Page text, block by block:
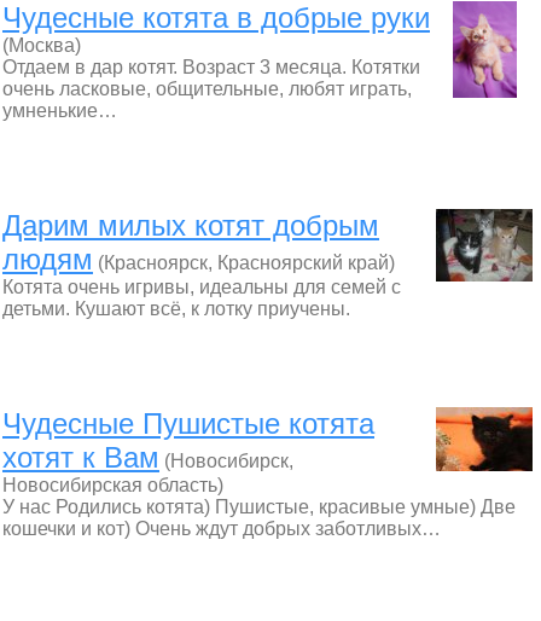
Чудесные котята в добрые руки
(Москва)
Отдаем в дар котят. Возраст 3 месяца. Котятки
очень ласковые, общительные, любят играть,
умненькие…
Дарим милых котят добрым
людям (Красноярск, Красноярский край)
Котята очень игривы, идеальны для семей с
детьми. Кушают всё, к лотку приучены.
Чудесные Пушистые котята
хотят к Вам (Новосибирск,
Новосибирская область)
У нас Родились котята) Пушистые, красивые умные) Две
кошечки и кот) Очень ждут добрых заботливых…